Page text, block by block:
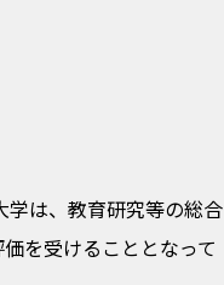
は、教育研究等の総合
を受けることとなって